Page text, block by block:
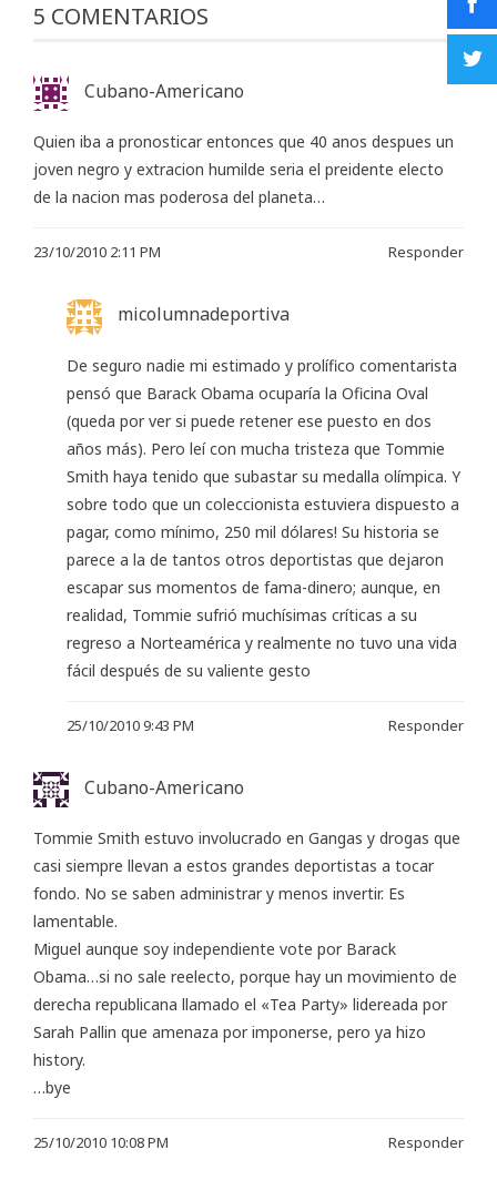
5 COMENTARIOS
Cubano-Americano
Quien iba a pronosticar entonces que 40 anos despues un
joven negro y extracion humilde seria el preidente electo
de la nacion mas poderosa del planeta…
23/10/2010 2:11 PM Responder
micolumnadeportiva
De seguro nadie mi estimado y prolífico comentarista
pensó que Barack Obama ocuparía la Oficina Oval
(queda por ver si puede retener ese puesto en dos
años más). Pero leí con mucha tristeza que Tommie
Smith haya tenido que subastar su medalla olímpica. Y
sobre todo que un coleccionista estuviera dispuesto a
pagar, como mínimo, 250 mil dólares! Su historia se
parece a la de tantos otros deportistas que dejaron
escapar sus momentos de fama-dinero; aunque, en
realidad, Tommie sufrió muchísimas críticas a su
regreso a Norteamérica y realmente no tuvo una vida
fácil después de su valiente gesto
25/10/2010 9:43 PM Responder
Cubano-Americano
Tommie Smith estuvo involucrado en Gangas y drogas que
casi siempre llevan a estos grandes deportistas a tocar
fondo. No se saben administrar y menos invertir. Es
lamentable.
Miguel aunque soy independiente vote por Barack
Obama…si no sale reelecto, porque hay un movimiento de
derecha republicana llamado el «Tea Party» lidereada por
Sarah Pallin que amenaza por imponerse, pero ya hizo
history.
…bye
25/10/2010 10:08 PM Responder